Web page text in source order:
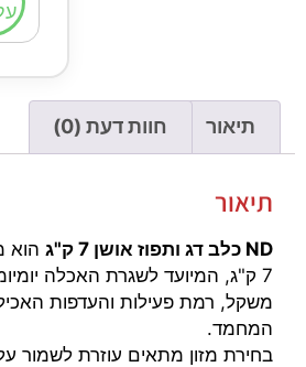
תיאור חוות דעת (0)
תיאור
ND כלב דג ותפוז אושן 7 ק"ג
הוא
7 ק"ג, המיועד לשגרת האכלה
משקל, רמת פעילות והעדפות
המחמד.
בחירת מזון מתאים עוזרת לשמור